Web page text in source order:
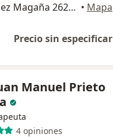
Avenida Gregorio Méndez Magaña 2623, Villahermosa • Mapa
Precio sin especificar
Manuel Prieto
4 opiniones